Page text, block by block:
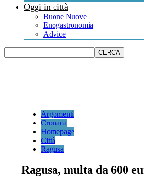
Oggi in città
Buone Nuove
Enogastronomia
Advice
Argomenti
Cronaca
Homepage
Città
Ragusa
Ragusa, multa da 600